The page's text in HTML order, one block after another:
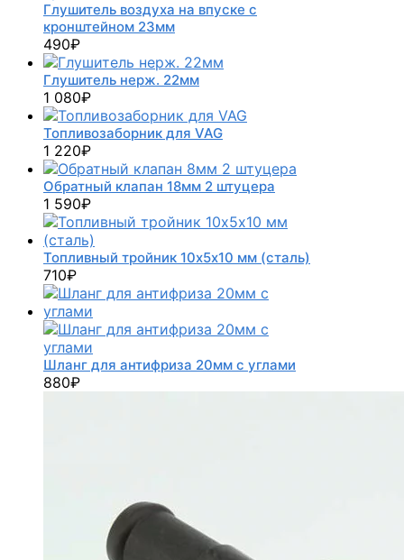
Глушитель воздуха на впуске с
кронштейном 23мм
490₽
Глушитель нерж. 22мм
1 080₽
Топливозаборник для VAG
1 220₽
Обратный клапан 18мм 2 штуцера
1 590₽
Топливный тройник 10х5х10 мм (сталь)
710₽
Шланг для антифриза 20мм с углами
880₽